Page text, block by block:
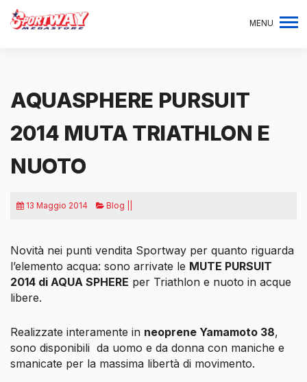
MENU
AQUASPHERE PURSUIT
2014 MUTA TRIATHLON E
NUOTO
13 Maggio 2014 Blog ||
Novità nei punti vendita Sportway per quanto riguarda
l’elemento acqua: sono arrivate le MUTE PURSUIT
2014 di AQUA SPHERE per Triathlon e nuoto in acque
libere.
Realizzate interamente in neoprene Yamamoto 38,
sono disponibili da uomo e da donna con maniche e
smanicate per la massima libertà di movimento.